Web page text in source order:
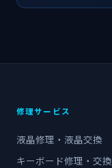
修理サービス
液晶修理・液晶交換
キーボード修理・交換